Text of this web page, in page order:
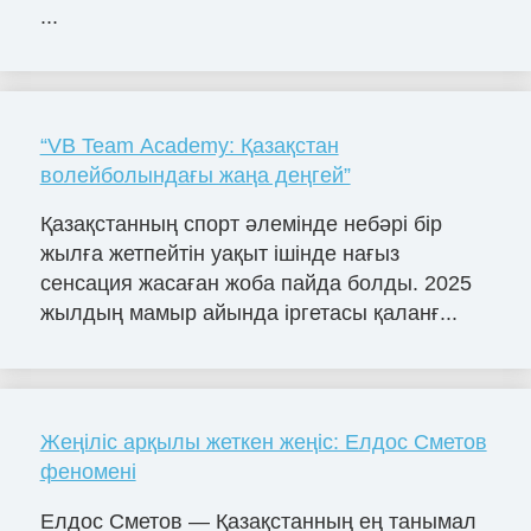
...
“VB Team Academy: Қазақстан
волейболындағы жаңа деңгей”
Қазақстанның спорт әлемінде небәрі бір
жылға жетпейтін уақыт ішінде нағыз
сенсация жасаған жоба пайда болды. 2025
жылдың мамыр айында іргетасы қаланғ...
Жеңіліс арқылы жеткен жеңіс: Елдос Сметов
феномені
Елдос Сметов — Қазақстанның ең танымал